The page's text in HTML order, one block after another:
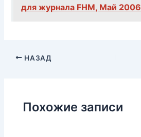
для журнала FHM, Май 2006
НАЗАД
Похожие записи